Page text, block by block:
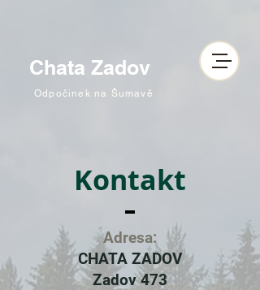
Chata Zadov
Odpočinek na Šumavě
Kontakt
Adresa:
CHATA ZADOV
Zadov 473